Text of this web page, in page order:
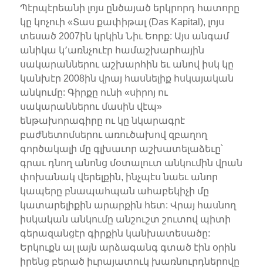
Պէրպէրեանի լոյս ընծայած երկրորդ հատորը
կը կոչուի «Տաս քափիթալ (Das Kapital), լոյս
տեսած 2007ին կրկին Նիւ Եորք: Այս անգամ
անիկա կ՚առնչուէր համաշխարհային
սակարաններու աշխարհին եւ անով իսկ կը
կանխէր 2008ին վրայ հասնելիք հսկայական
անկումը: Գիրքը ունի «սիրոյ ու
սակարաններու մասին վէպ»
ենթախորագիրը ու կը նկարագրէ
բաժնետոմսերու առուծախով զբաղող
գործակալի մը գլխաւոր աշխատելաձեւը՝
գրաւ դնող անոնց մօտալուտ անկումին վրան
փոխանակ վերելքին, ինչպէս նաեւ անոր
կապերը բնապահպան ահաբեկիչի մը
կատարելիքին արարքին հետ: Վրայ հասնող
իսկական անկումը անշուշտ շուտով պիտի
գերազանցէր գիրքին կանխատեսածը:
Երկուքն ալ լայն արձագանգ գտած էին օրին
իրենց բերած իւրայատուկ խառնուրդներովը